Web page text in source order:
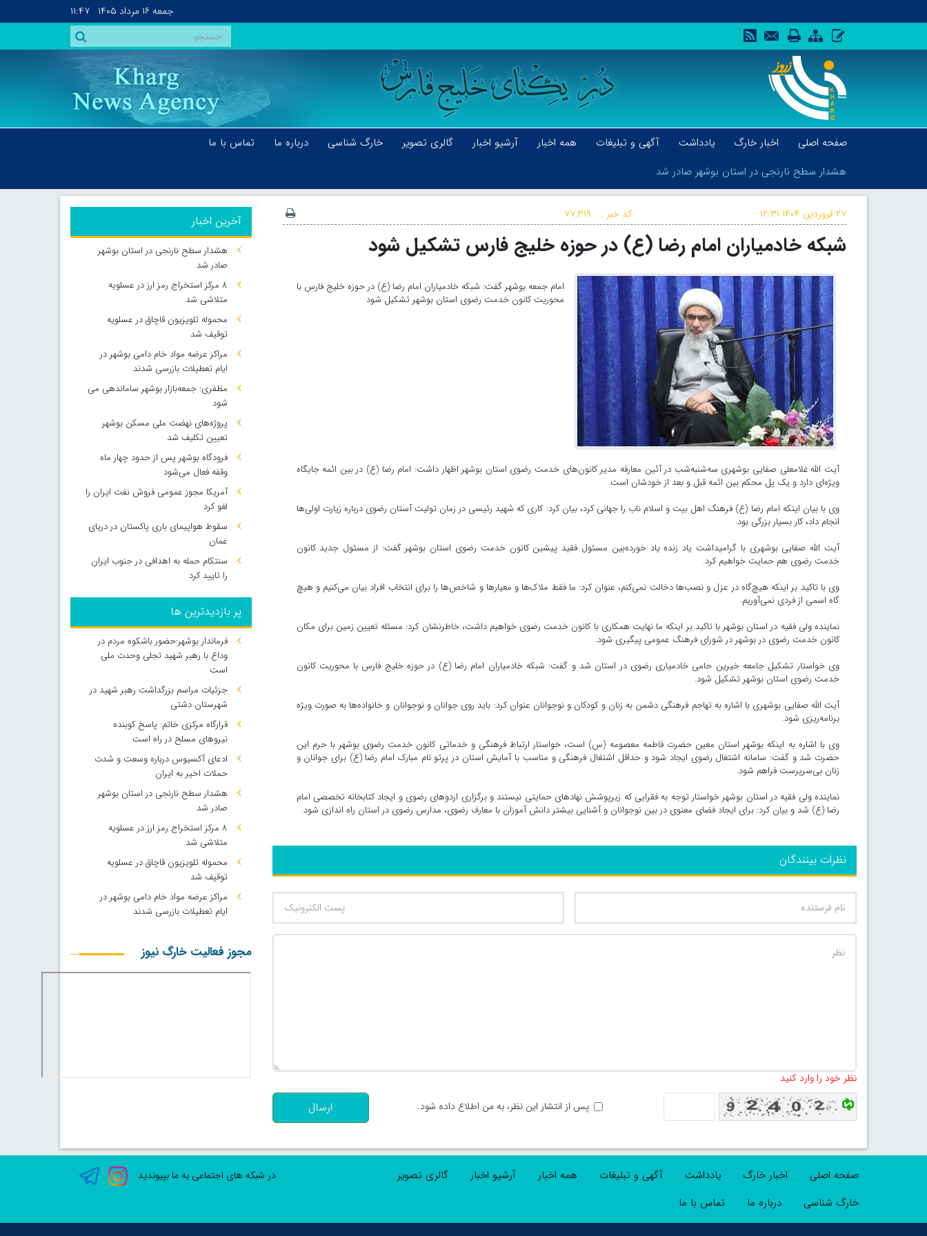
جمعه ۱۶ مرداد ۱۴۰۵ ۱۱:۴۷
صفحه اصلی اخبار خارگ یادداشت آگهی و تبلیغات همه اخبار آرشیو اخبار گالری تصویر خارگ شناسی درباره ما
تماس با ما
هشدار سطح نارنجی در استان بوشهر صادر شد
هشدار سطح نارنجی در استان بوشهر صادر شد
کد خبر : ۷۷,۳۱۹ ۲۷ فروردین ۱۴۰۴ ۱۲:۳۱
شبکه خادمیاران امام رضا (ع) در حوزه خلیج فارس تشکیل شود
امام جمعه بوشهر گفت: شبکه خادمیاران امام رضا (ع) در حوزه خلیج فارس با
محوریت کانون خدمت رضوی استان بوشهر تشکیل شود
آیت الله غلامعلی صفایی بوشهری سه‌شنبه‌شب در آئین معارفه مدیر کانون‌های خدمت رضوی استان بوشهر اظهار داشت: امام رضا (ع) در بین ائمه جایگاه
ویژه‌ای دارد و یک پل محکم بین ائمه قبل و بعد از خودشان است.
وی با بیان اینکه امام رضا (ع) فرهنگ اهل بیت و اسلام ناب را جهانی کرد، بیان کرد: کاری که شهید رئیسی در زمان تولیت آستان رضوی درباره زیارت اولی‌ها
انجام داد، کار بسیار بزرگی بود.
آیت الله صفایی بوشهری با گرامیداشت یاد زنده یاد خورده‌بین مسئول فقید پیشین کانون خدمت رضوی استان بوشهر گفت: از مسئول جدید کانون
خدمت رضوی هم حمایت خواهیم کرد.
وی با تاکید بر اینکه هیچ‌گاه در عزل و نصب‌ها دخالت نمی‌کنم، عنوان کرد: ما فقط ملاک‌ها و معیارها و شاخص‌ها را برای انتخاب افراد بیان می‌کنیم و هیچ
گاه اسمی از فردی نمی‌آوریم.
نماینده ولی فقیه در استان بوشهر با تاکید بر اینکه ما نهایت همکاری با کانون خدمت رضوی خواهیم داشت، خاطرنشان کرد: مسئله تعیین زمین برای مکان
کانون خدمت رضوی در بوشهر در شورای فرهنگ عمومی پیگیری شود.
وی خواستار تشکیل جامعه خیرین حامی خادمیاری رضوی در استان شد و گفت: شبکه خادمیاران امام رضا (ع) در حوزه خلیج فارس با محوریت کانون
خدمت رضوی استان بوشهر تشکیل شود.
آیت الله صفایی بوشهری با اشاره به تهاجم فرهنگی دشمن به زنان و کودکان و نوجوانان عنوان کرد: باید روی جوانان و نوجوانان و خانواده‌ها به صورت ویژه
برنامه‌ریزی شود.
وی با اشاره به اینکه بوشهر استان معین حضرت فاطمه معصومه (س) است، خواستار ارتباط فرهنگی و خدماتی کانون خدمت رضوی بوشهر با حرم این
حضرت شد و گفت: سامانه اشتغال رضوی ایجاد شود و حداقل اشتغال فرهنگی و مناسب با آمایش استان در پرتو نام مبارک امام رضا (ع) برای جوانان و
زنان بی‌سرپرست فراهم شود.
نماینده ولی فقیه در استان بوشهر خواستار توجه به فقرایی که زیرپوشش نهادهای حمایتی نیستند و برگزاری اردوهای رضوی و ایجاد کتابخانه تخصصی امام
رضا (ع) شد و بیان کرد: برای ایجاد فضای معنوی در بین نوجوانان و آشنایی بیشتر دانش آموزان با معارف رضوی، مدارس رضوی در استان راه اندازی شود.
نظرات بینندگان
نظر خود را وارد کنید
پس از انتشار این نظر، به من اطلاع داده شود.
ارسال
آخرین اخبار
هشدار سطح نارنجی در استان بوشهر
صادر شد
۸ مرکز استخراج رمز ارز در عسلویه
متلاشی شد
محموله تلویزیون قاچاق در عسلویه
توقیف شد
مراکز عرضه مواد خام دامی بوشهر در
ایام تعطیلات بازرسی شدند
مظفری: جمعه‌بازار بوشهر ساماندهی می‌
شود
پروژه‌های نهضت ملی مسکن بوشهر
تعیین تکلیف شد
فرودگاه بوشهر پس از حدود چهار ماه
وقفه فعال می‌شود
آمریکا مجوز عمومی فروش نفت ایران را
لغو کرد
سقوط هواپیمای باری پاکستان در دریای
عمان
سنتکام حمله به اهدافی در جنوب ایران
را تایید کرد
پر بازدیدترین ها
فرماندار بوشهر:حضور باشکوه مردم در
وداع با رهبر شهید تجلی وحدت ملی
است
جزئیات مراسم بزرگداشت رهبر شهید در
شهرستان دشتی
قرارگاه مرکزی خاتم: پاسخ کوبنده
نیروهای مسلح در راه است
ادعای آکسیوس درباره وسعت و شدت
حملات اخیر به ایران
هشدار سطح نارنجی در استان بوشهر
صادر شد
۸ مرکز استخراج رمز ارز در عسلویه
متلاشی شد
محموله تلویزیون قاچاق در عسلویه
توقیف شد
مراکز عرضه مواد خام دامی بوشهر در
ایام تعطیلات بازرسی شدند
مجوز فعالیت خارگ نیوز
صفحه اصلی اخبار خارگ یادداشت آگهی و تبلیغات همه اخبار آرشیو اخبار
گالری تصویر
خارگ شناسی
درباره ما تماس با ما
در شبکه های اجتماعی به ما بپیوندید